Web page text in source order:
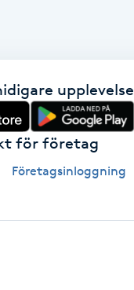
upplevelse
för företag
Företagsinloggning